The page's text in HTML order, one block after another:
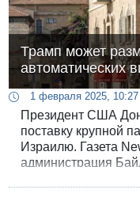
Трамп может
автоматических
1 февраля 2025, 10:27
Президент США
поставку крупной
Израилю. Газета
администрация